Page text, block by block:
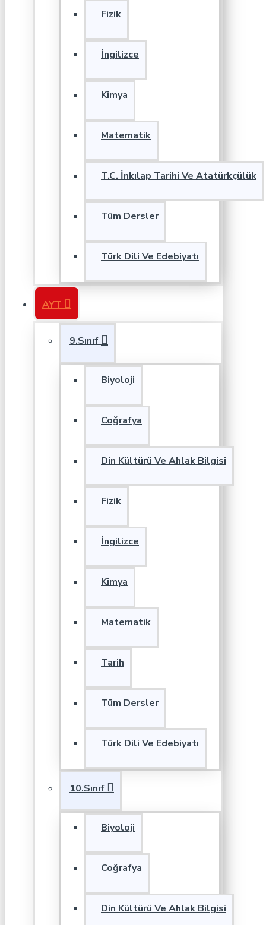
Fizik
İngilizce
Kimya
Matematik
T.C. İnkılap Tarihi Ve Atatürkçülük
Tüm Dersler
Türk Dili Ve Edebiyatı
AYT
9.Sınıf
Biyoloji
Coğrafya
Din Kültürü Ve Ahlak Bilgisi
Fizik
İngilizce
Kimya
Matematik
Tarih
Tüm Dersler
Türk Dili Ve Edebiyatı
10.Sınıf
Biyoloji
Coğrafya
Din Kültürü Ve Ahlak Bilgisi